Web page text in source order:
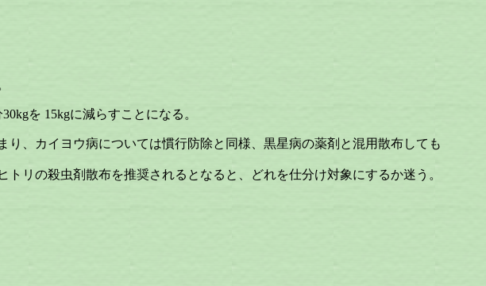
を 15kgに減らすことになる。
カイヨウ病については慣行防除と同様、黒星病の薬剤と混用散布しても
の殺虫剤散布を推奨されるとなると、どれを仕分け対象にするか迷う。